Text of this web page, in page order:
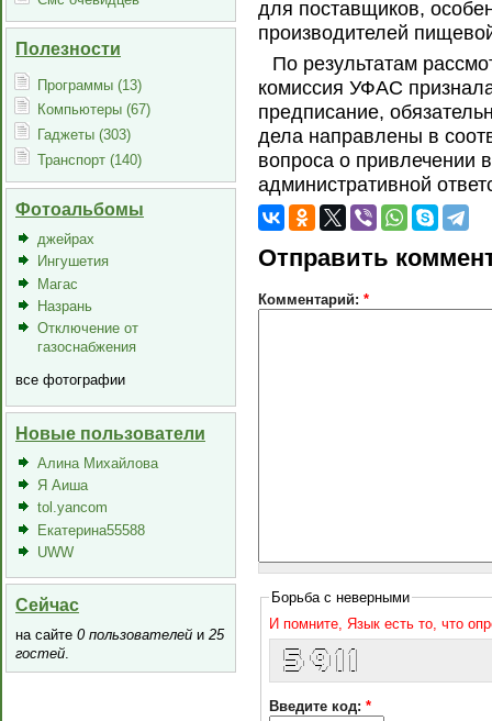
Полезности
Программы (13)
Компьютеры (67)
Гаджеты (303)
Транспорт (140)
Фотоальбомы
джейрах
Ингушетия
Магас
Назрань
Отключение от
газоснабжения
все фотографии
Новые пользователи
Алина Михайлова
Я Аиша
tol.yancom
Екатерина55588
UWW
Сейчас
на сайте 0 пользователей и 25
гостей.
для поставщиков,
производителей
По результатам
комиссия УФАС
предписание,
дела направлены в
вопроса о привлечении
административной
Отправить
Комментарий: *
Борьба с неверными
И помните, Язык есть то, что
| ___|   / _ \  / | / |
|___ \  | (_) | | | | |
  ___) |  \__, | | | | |
|____/     /_/  |_| |_|
Введите код: *